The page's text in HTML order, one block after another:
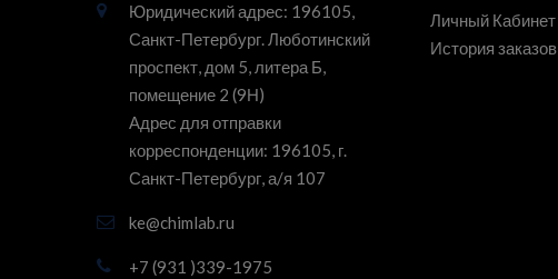
Юридический адрес: 196105,
Санкт-Петербург. Люботинский
проспект, дом 5, литера Б,
помещение 2 (9Н)
Адрес для отправки
корреспонденции: 196105, г.
Санкт-Петербург, а/я 107
ke@chimlab.ru
+7 (931 )339-1975
Личный Кабинет
История заказов